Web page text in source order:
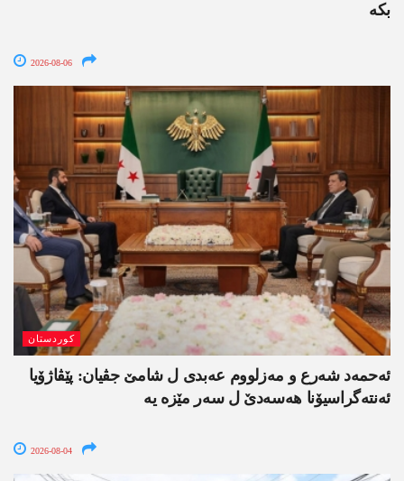
بکە
2026-08-06
کوردستان
ئەحمەد شەرع و مەزلووم عەبدی ل شامێ جڤیان: پێڤاژۆیا
ئەنتەگراسیۆنا ھەسەدێ ل سەر مێزە یە
2026-08-04